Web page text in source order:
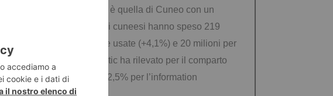
di beni durevoli è quella di Cuneo con un
sono sviluppati del 3%, i cuneesi hanno speso 219
di euro per vetture usate (+4,1%) e 20 milioni per
Findomestic ha rilevato per il comparto
di consumo -2,5% per l’information